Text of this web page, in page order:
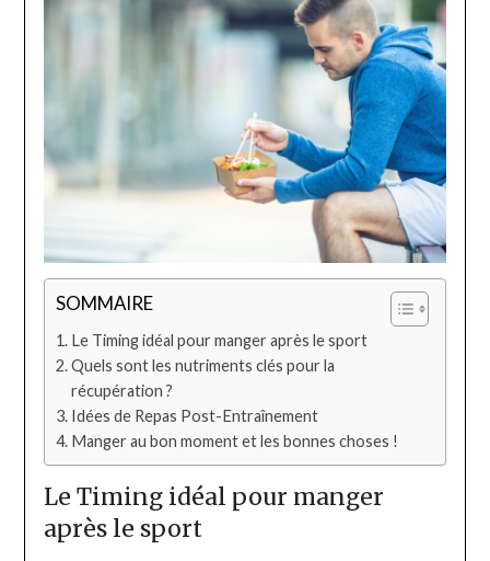
SOMMAIRE
Le Timing idéal pour manger après le sport
Quels sont les nutriments clés pour la
récupération ?
Idées de Repas Post-Entraînement
Manger au bon moment et les bonnes choses !
Le Timing idéal pour manger
après le sport